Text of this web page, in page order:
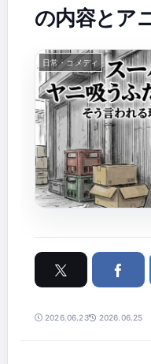
の内容とア
日常・コメディ
2026.06.23 2026.06.25